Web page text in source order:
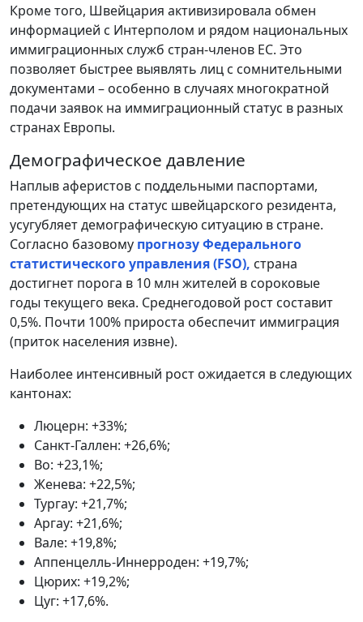
Кроме того, Швейцария активизировала обмен
информацией с Интерполом и рядом национальных
иммиграционных служб стран-членов ЕС. Это
позволяет быстрее выявлять лиц с сомнительными
документами – особенно в случаях многократной
подачи заявок на иммиграционный статус в разных
странах Европы.
Демографическое давление
Наплыв аферистов с поддельными паспортами,
претендующих на статус швейцарского резидента,
усугубляет демографическую ситуацию в стране.
Согласно базовому прогнозу Федерального
статистического управления (FSO), страна
достигнет порога в 10 млн жителей в сороковые
годы текущего века. Среднегодовой рост составит
0,5%. Почти 100% прироста обеспечит иммиграция
(приток населения извне).
Наиболее интенсивный рост ожидается в следующих
кантонах:
Люцерн: +33%;
Санкт-Галлен: +26,6%;
Во: +23,1%;
Женева: +22,5%;
Тургау: +21,7%;
Аргау: +21,6%;
Вале: +19,8%;
Аппенцелль-Иннерроден: +19,7%;
Цюрих: +19,2%;
Цуг: +17,6%.